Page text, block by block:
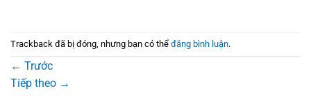
Trackback đã bị đóng, nhưng bạn có thể đăng bình luận.
← Trước
Tiếp theo →